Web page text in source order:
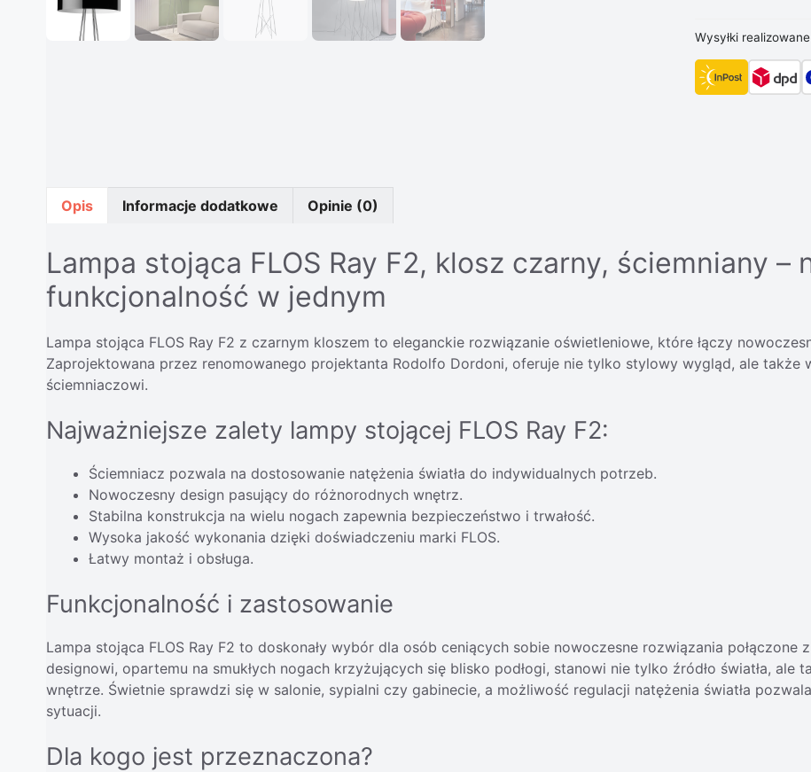
Wysyłki
Opis Informacje dodatkowe Opinie (0)
Lampa stojąca FLOS Ray F2, klosz czarny, ściemniany –
funkcjonalność w jednym
Lampa stojąca FLOS Ray F2 z czarnym kloszem to eleganckie rozwiązanie oświetleniowe, które łączy
Zaprojektowana przez renomowanego projektanta Rodolfo Dordoni, oferuje nie tylko stylowy wygląd, ale także
ściemniaczowi.
Najważniejsze zalety lampy stojącej FLOS Ray F2:
Ściemniacz pozwala na dostosowanie natężenia światła do indywidualnych potrzeb.
Nowoczesny design pasujący do różnorodnych wnętrz.
Stabilna konstrukcja na wielu nogach zapewnia bezpieczeństwo i trwałość.
Wysoka jakość wykonania dzięki doświadczeniu marki FLOS.
Łatwy montaż i obsługa.
Funkcjonalność i zastosowanie
Lampa stojąca FLOS Ray F2 to doskonały wybór dla osób ceniących sobie nowoczesne rozwiązania połączone
designowi, opartemu na smukłych nogach krzyżujących się blisko podłogi, stanowi nie tylko źródło światła,
wnętrze. Świetnie sprawdzi się w salonie, sypialni czy gabinecie, a możliwość regulacji natężenia światła
sytuacji.
Dla kogo jest przeznaczona?